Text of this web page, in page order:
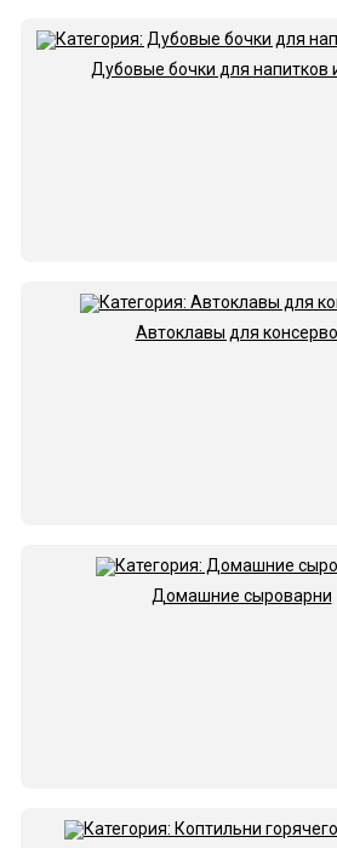
Дубовые бочки для напитков
Автоклавы для
Домашние сыроварни